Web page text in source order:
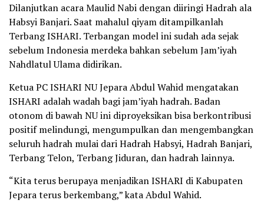
Dilanjutkan acara Maulid Nabi dengan diiringi Hadrah ala
Habsyi Banjari. Saat mahalul qiyam ditampilkanlah
Terbang ISHARI. Terbangan model ini sudah ada sejak
sebelum Indonesia merdeka bahkan sebelum Jam’iyah
Nahdlatul Ulama didirikan.
Ketua PC ISHARI NU Jepara Abdul Wahid mengatakan
ISHARI adalah wadah bagi jam’iyah hadrah. Badan
otonom di bawah NU ini diproyeksikan bisa berkontribusi
positif melindungi, mengumpulkan dan mengembangkan
seluruh hadrah mulai dari Hadrah Habsyi, Hadrah Banjari,
Terbang Telon, Terbang Jiduran, dan hadrah lainnya.
“Kita terus berupaya menjadikan ISHARI di Kabupaten
Jepara terus berkembang,” kata Abdul Wahid.